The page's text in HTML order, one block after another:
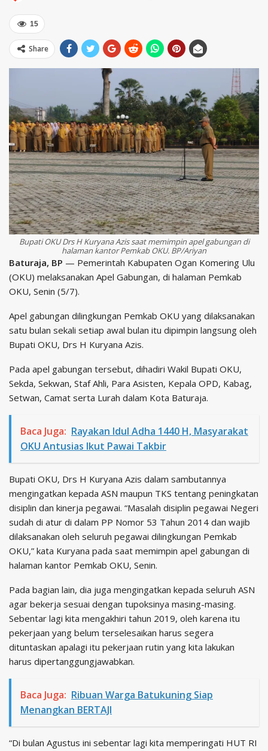
15
Share
Bupati OKU Drs H Kuryana Azis saat memimpin apel gabungan di
halaman kantor Pemkab OKU. BP/Ariyan
Baturaja, BP — Pemerintah Kabupaten Ogan Komering Ulu
(OKU) melaksanakan Apel Gabungan, di halaman Pemkab
OKU, Senin (5/7).
Apel gabungan dilingkungan Pemkab OKU yang dilaksanakan
satu bulan sekali setiap awal bulan itu dipimpin langsung oleh
Bupati OKU, Drs H Kuryana Azis.
Pada apel gabungan tersebut, dihadiri Wakil Bupati OKU,
Sekda, Sekwan, Staf Ahli, Para Asisten, Kepala OPD, Kabag,
Setwan, Camat serta Lurah dalam Kota Baturaja.
Baca Juga: Rayakan Idul Adha 1440 H, Masyarakat
OKU Antusias Ikut Pawai Takbir
Bupati OKU, Drs H Kuryana Azis dalam sambutannya
mengingatkan kepada ASN maupun TKS tentang peningkatan
disiplin dan kinerja pegawai. “Masalah disiplin pegawai Negeri
sudah di atur di dalam PP Nomor 53 Tahun 2014 dan wajib
dilaksanakan oleh seluruh pegawai dilingkungan Pemkab
OKU,” kata Kuryana pada saat memimpin apel gabungan di
halaman kantor Pemkab OKU, Senin.
Pada bagian lain, dia juga mengingatkan kepada seluruh ASN
agar bekerja sesuai dengan tupoksinya masing-masing.
Sebentar lagi kita mengakhiri tahun 2019, oleh karena itu
pekerjaan yang belum terselesaikan harus segera
dituntaskan apalagi itu pekerjaan rutin yang kita lakukan
harus dipertanggungjawabkan.
Baca Juga: Ribuan Warga Batukuning Siap
Menangkan BERTAJI
“Di bulan Agustus ini sebentar lagi kita memperingati HUT RI